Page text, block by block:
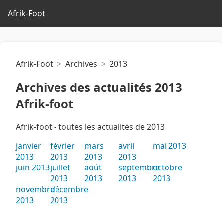
Afrik-Foot
Afrik-Foot Archives 2013
Archives des actualités 2013
Afrik-foot
Afrik-foot - toutes les actualités de 2013
janvier
2013
février
2013
mars
2013
avril
2013
mai 2013
juin 2013juillet
2013
août
2013
septembre
2013
octobre
2013
novembre
2013
décembre
2013